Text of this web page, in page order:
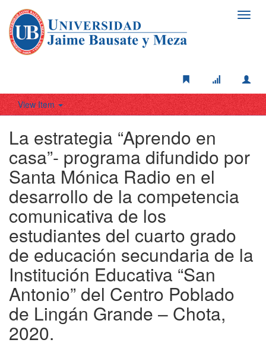
View Item
La estrategia “Aprendo en
casa”- programa difundido por
Santa Mónica Radio en el
desarrollo de la competencia
comunicativa de los
estudiantes del cuarto grado
de educación secundaria de la
Institución Educativa “San
Antonio” del Centro Poblado
de Lingán Grande – Chota,
2020.